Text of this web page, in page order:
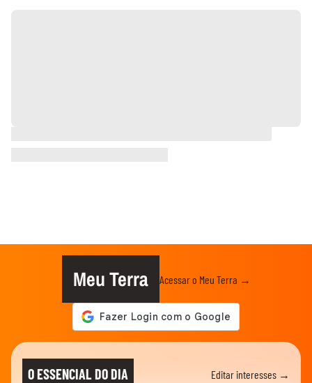
Meu Terra Acessar o Meu Terra →
O ESSENCIAL DO DIA Editar interesses →